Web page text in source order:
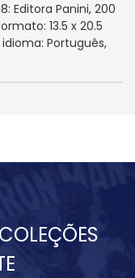
Editora Panini, 200
13.5 x 20.5
Português,